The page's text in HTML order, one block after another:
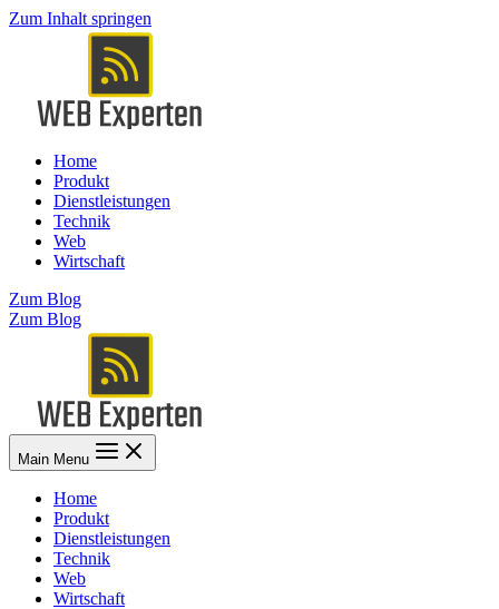
Zum Inhalt springen
Home
Produkt
Dienstleistungen
Technik
Web
Wirtschaft
Zum Blog
Zum Blog
Main Menu
Home
Produkt
Dienstleistungen
Technik
Web
Wirtschaft